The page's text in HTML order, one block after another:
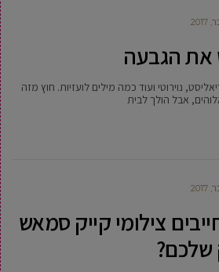
את הגבעה
נוירוטי ועוד כמה מילים לועזיות. חוץ מזה
אבל הולך לבית
צילומי קייק סמאש
שלכם?